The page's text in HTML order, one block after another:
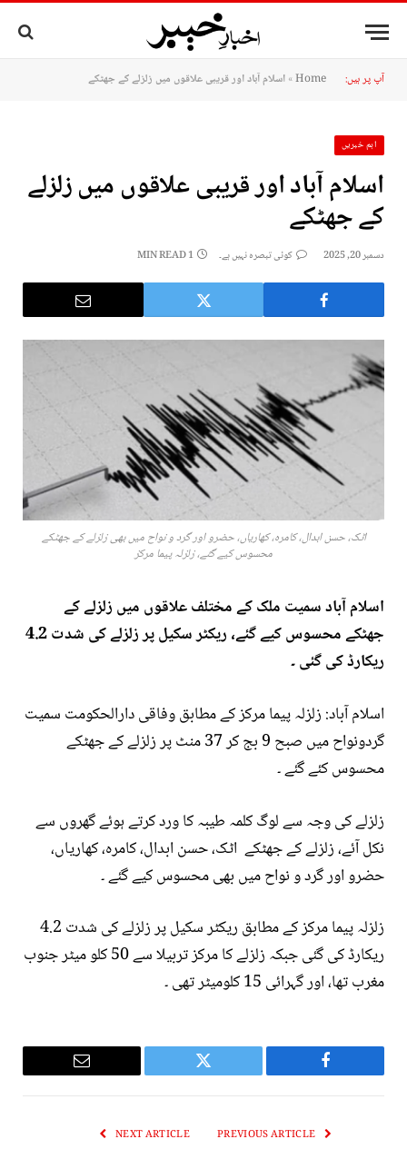
آپ پر ہیں: Home
»اسلام آباد اور قریبی علاقوں میں زلزلے کے جھٹکے
اہم خبریں
اسلام آباد اور قریبی علاقوں میں زلزلے
کے جھٹکے
دسمبر 20, 2025 کوئی تبصرہ نہیں ہے۔ 1 MIN READ
اٹک، حسن ابدال، کامرہ، کھاریاں، حضرو اور گرد و نواح میں بھی زلزلے کے جھٹکے
محسوس کیے گئے، زلزلہ پیما مرکز
اسلام آباد سمیت ملک کے مختلف علاقوں میں زلزلے کے
جھٹکے محسوس کیے گئے، ریکٹر سکیل پر زلزلے کی شدت 4.2
ریکارڈ کی گئی ۔
اسلام آباد: زلزلہ پیما مرکز کے مطابق وفاقی دارالحکومت سمیت
گردونواح میں صبح 9 بج کر 37 منٹ پر زلزلے کے جھٹکے
محسوس کئے گئے ۔
زلزلے کی وجہ سے لوگ کلمہ طیبہ کا ورد کرتے ہوئے گھروں سے
نکل آئے، زلزلے کے جھٹکے اٹک، حسن ابدال، کامرہ، کھاریاں،
حضرو اور گرد و نواح میں بھی محسوس کیے گئے ۔
زلزلہ پیما مرکز کے مطابق ریکٹر سکیل پر زلزلے کی شدت 4.2
ریکارڈ کی گئی جبکہ زلزلے کا مرکز تربیلا سے 50 کلو میٹر جنوب
مغرب تھا، اور گہرائی 15 کلومیٹر تھی ۔
Facebook
Twitter
Email
NEXT ARTICLE